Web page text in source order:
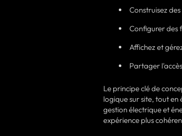
Construisez
Configurer des
Affichez et
Partager
Le principe clé de
logique sur site, tout
gestion électrique et
expérience plus